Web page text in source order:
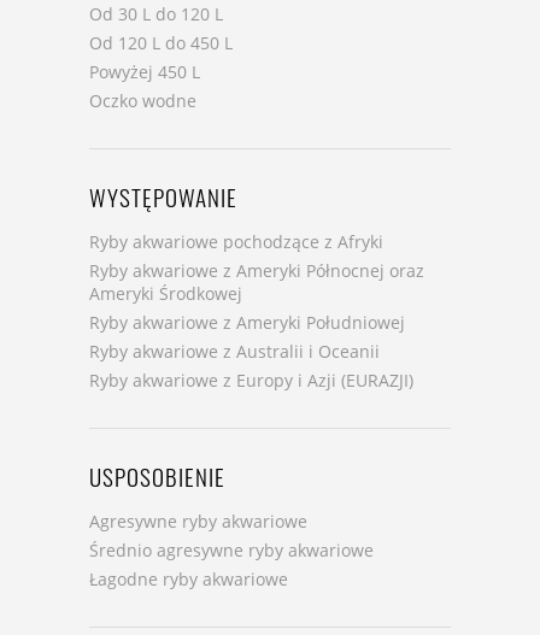
Od 30 L do 120 L
Od 120 L do 450 L
Powyżej 450 L
Oczko wodne
WYSTĘPOWANIE
Ryby akwariowe pochodzące z Afryki
Ryby akwariowe z Ameryki Północnej oraz
Ameryki Środkowej
Ryby akwariowe z Ameryki Południowej
Ryby akwariowe z Australii i Oceanii
Ryby akwariowe z Europy i Azji (EURAZJI)
USPOSOBIENIE
Agresywne ryby akwariowe
Średnio agresywne ryby akwariowe
Łagodne ryby akwariowe